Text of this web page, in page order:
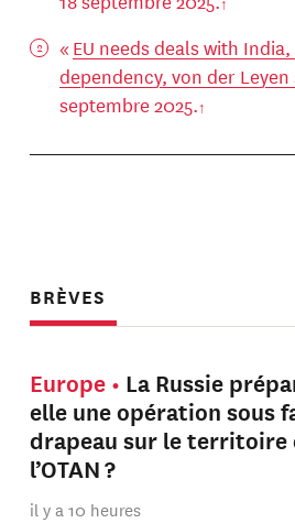
« EU needs deals with
dependency, von der Leyen
septembre 2025.
BRÈVES
Europe
La Russie
elle une opération sous
drapeau sur le territoire
l’OTAN ?
il y a 10 heures